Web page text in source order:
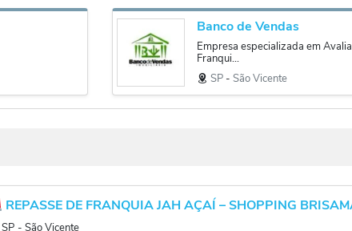
Banco de Vendas
Empresa especializada em
Franqui...
SP ‐ São Vicente
REPASSE DE FRANQUIA JAH AÇAÍ – SHOPPING
SP ‐ São Vicente